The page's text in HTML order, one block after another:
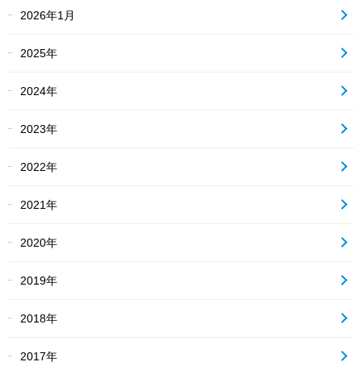
2026年1月
2025年
2024年
2023年
2022年
2021年
2020年
2019年
2018年
2017年